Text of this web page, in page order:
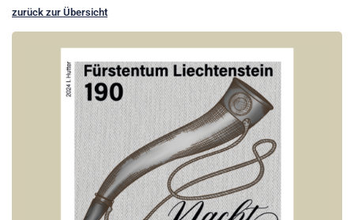
zurück zur Übersicht